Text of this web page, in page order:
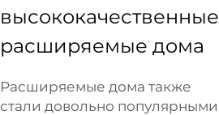
высококачественные
расширяемые дома
Расширяемые дома также
стали довольно популярными